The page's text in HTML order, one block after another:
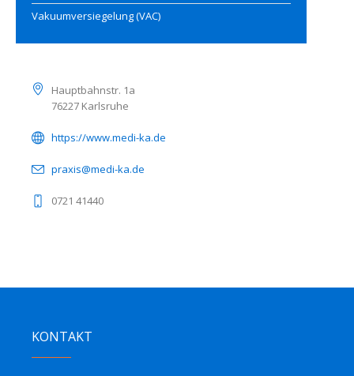
Vakuumversiegelung (VAC)
Hauptbahnstr. 1a
76227 Karlsruhe
https://www.medi-ka.de
praxis@medi-ka.de
0721 41440
KONTAKT